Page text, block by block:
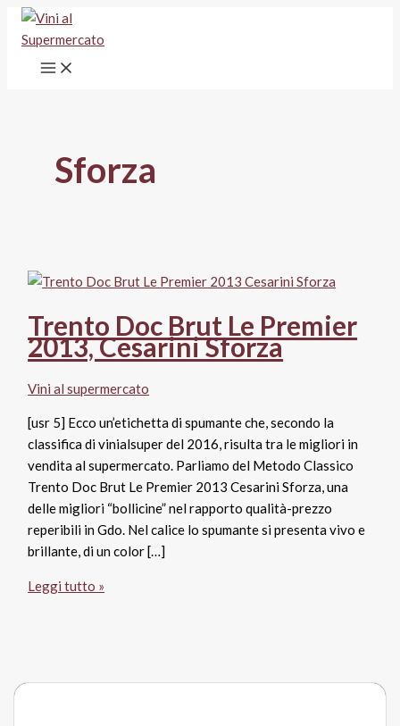
Vai
contenuto
Sforza
Trento Doc Brut Le Premier
2013, Cesarini Sforza
Vini al supermercato
[usr 5] Ecco un’etichetta di spumante che, secondo la
classifica di vinialsuper del 2016, risulta tra le migliori in
vendita al supermercato. Parliamo del Metodo Classico
Trento Doc Brut Le Premier 2013 Cesarini Sforza, una
delle migliori “bollicine” nel rapporto qualità-prezzo
reperibili in Gdo. Nel calice lo spumante si presenta vivo e
brillante, di un color […]
Trento
Leggi tutto »